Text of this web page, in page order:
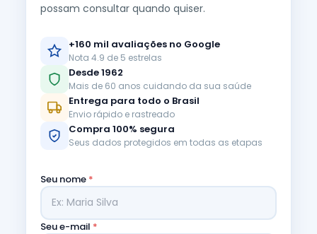
possam consultar quando quiser.
+160 mil avaliações no Google
Nota 4.9 de 5 estrelas
Desde 1962
Mais de 60 anos cuidando da sua saúde
Entrega para todo o Brasil
Envio rápido e rastreado
Compra 100% segura
Seus dados protegidos em todas as etapas
Seu nome *
Seu e-mail *